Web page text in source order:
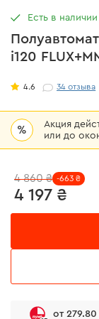
i120
4.6 34отзыва
% Акция
или до
4 197 ₴
4 860 ₴ -663 ₴
от 279.80
Есть в наличии